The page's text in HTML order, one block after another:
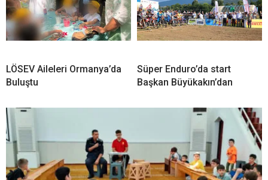
LÖSEV Aileleri Ormanya’da
Buluştu
Süper Enduro’da start
Başkan Büyükakın’dan